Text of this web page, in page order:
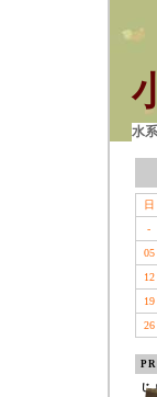
水
日
-
05
12
19
26
じ